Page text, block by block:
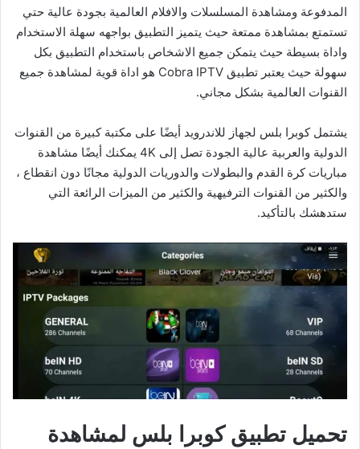
المدفوعة ومشاهدة المسلسلات والافلام العالمية بجودة عالية حتي
تستمتع بمشاهدة ممتعة حيث يتميز التطبيق بواجهه سهلة الاستخدام
واداة بسيطة حيث يتمكن جميع الاشخاص باستخدام التطبيق بكل
سهولة حيث يعتبر تطبيق Cobra IPTV هو اداة قوية لمشاهدة جميع
القنوات العالمية بشكل مجاني.
يشتمل كوبرا بلس لجهاز للاندرويد أيضًا على مكتبة كبيرة من القنوات
الدولية والعربية عالية الجودة تصل إلى 4K يمكنك أيضًا مشاهدة
مباريات كرة القدم والبطولات والدوريات الدولية مجانًا دون انقطاع ،
والكثير من القنوات الترفيهية والكثير من الميزات الرائعة التي
ستدهشك بالتأكيد.
تحميل تطبيق كوبرا بلس لمشاهدة